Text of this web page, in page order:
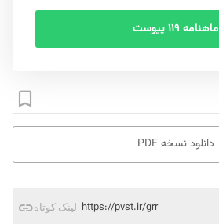
ماهنامه ۱۱۹ پیوست
دانلود نسخه PDF
لینک کوتاه https://pvst.ir/grr